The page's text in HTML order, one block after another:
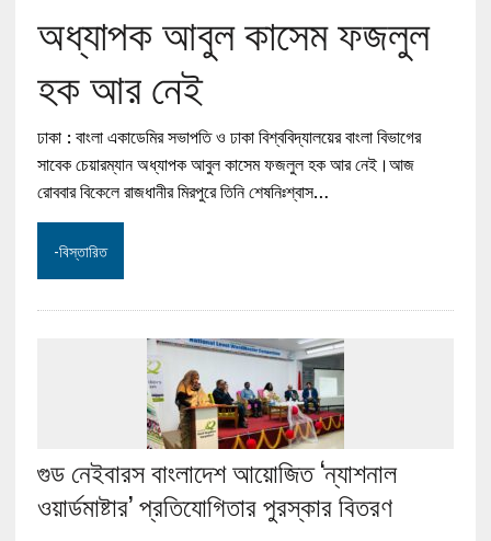
অধ্যাপক আবুল কাসেম ফজলুল
হক আর নেই
ঢাকা : বাংলা একাডেমির সভাপতি ও ঢাকা বিশ্ববিদ্যালয়ের বাংলা বিভাগের
সাবেক চেয়ারম্যান অধ্যাপক আবুল কাসেম ফজলুল হক আর নেই।আজ
রোববার বিকেলে রাজধানীর মিরপুরে তিনি শেষনিঃশ্বাস…
-বিস্তারিত
গুড নেইবারস বাংলাদেশ আয়োজিত ‘ন্যাশনাল
ওয়ার্ডমাষ্টার’ প্রতিযোগিতার পুরস্কার বিতরণ